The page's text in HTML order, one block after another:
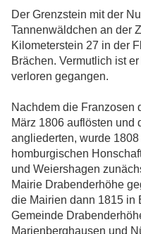
Der Grenzstein mit der
Tannenwäldchen an der
Kilometerstein 27 in der
Brächen. Vermutlich ist
verloren gegangen.
Nachdem die Franzosen
März 1806 auflösten und
angliederten, wurde
homburgischen
und Weiershagen
Mairie Drabenderhöhe
die Mairien dann 1815 in
Gemeinde
Marienberghausen und